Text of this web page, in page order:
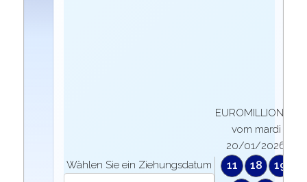
Wählen Sie ein Ziehungsdatum
EUROMILLIONEN
vom mardi
20/01/2026
11 18
19